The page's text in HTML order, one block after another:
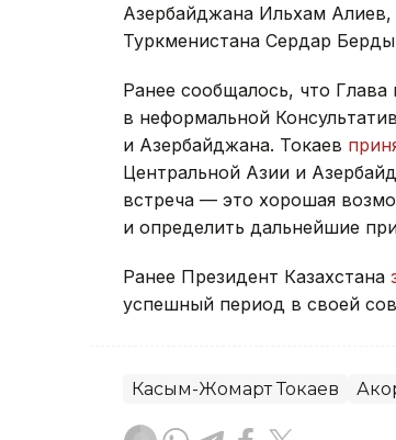
Азербайджана Ильхам
Туркменистана Сердар
Ранее сообщалось, что Глава
в неформальной
и Азербайджана. Токаев
Центральной Азии и
встреча — это хорошая
и определить дальнейшие
Ранее Президент Казахстана
успешный период в своей
Касым-Жомарт Токаев